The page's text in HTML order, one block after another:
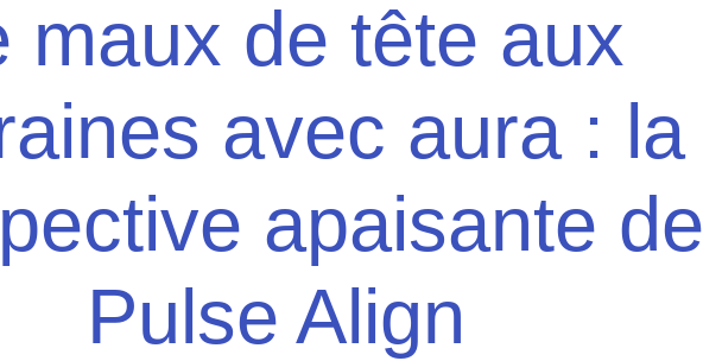
maux de tête aux
avec aura : la
apaisante de
Pulse Align